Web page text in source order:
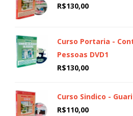
R$130,00
Curso Portaria -
Pessoas DVD1
R$130,00
Curso Sindico -
R$110,00